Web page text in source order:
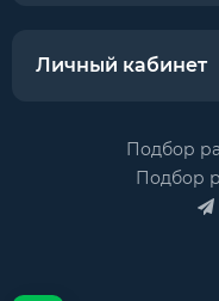
Личный кабинет
Подбор
Подбор